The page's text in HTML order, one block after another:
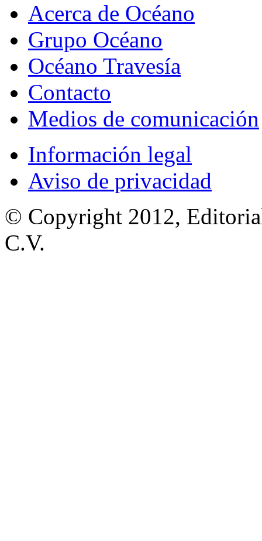
Acerca de Océano
Grupo Océano
Océano Travesía
Contacto
Medios de comunicación
Información legal
Aviso de privacidad
© Copyright 2012,
C.V.